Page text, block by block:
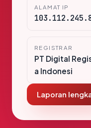
ALAMAT IP
REGISTRAR
PT Digital
a Indonesi
Laporan